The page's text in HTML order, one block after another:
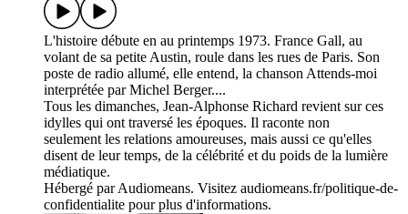
L'histoire débute en au printemps 1973. France Gall, au
volant de sa petite Austin, roule dans les rues de Paris. Son
poste de radio allumé, elle entend, la chanson Attends-moi
interprétée par Michel Berger....
Tous les dimanches, Jean-Alphonse Richard revient sur ces
idylles qui ont traversé les époques. Il raconte non
seulement les relations amoureuses, mais aussi ce qu'elles
disent de leur temps, de la célébrité et du poids de la lumière
médiatique.
Hébergé par Audiomeans. Visitez audiomeans.fr/politique-de-
confidentialite pour plus d'informations.